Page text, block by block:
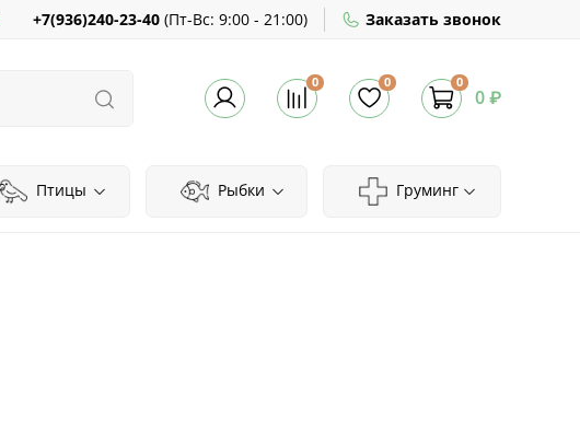
+7(936)240-23-40 (Пт-Вс: 9:00 - 21:00) Заказать звонок
0 0 0
0 ₽
Птицы Рыбки Груминг